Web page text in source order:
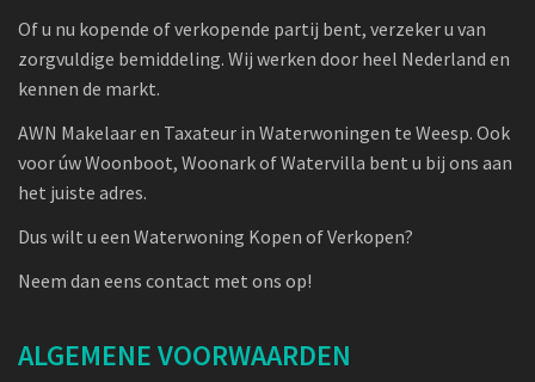
Of u nu kopende of verkopende partij bent, verzeker u van
zorgvuldige bemiddeling. Wij werken door heel Nederland en
kennen de markt.
AWN Makelaar en Taxateur in Waterwoningen te Weesp. Ook
voor úw Woonboot, Woonark of Watervilla bent u bij ons aan
het juiste adres.
Dus wilt u een Waterwoning Kopen of Verkopen?
Neem dan eens contact met ons op!
ALGEMENE VOORWAARDEN